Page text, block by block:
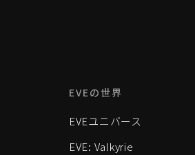
EVEの世界
EVEユニバース
EVE: Valkyrie